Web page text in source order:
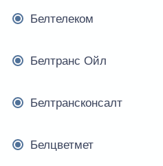
Белтелеком
Белтранс Ойл
Белтрансконсалт
Белцветмет